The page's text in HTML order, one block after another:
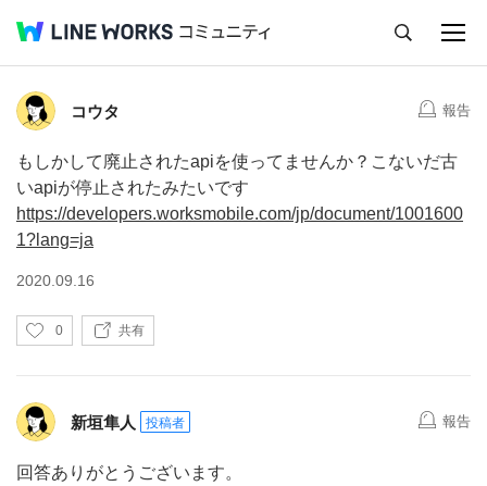
Q&A Tips Ideas
コメント
コウタ 報告
もしかして廃止されたapiを使ってませんか？こないだ古
いapiが停止されたみたいです
https://developers.worksmobile.com/jp/document/1001600
1?lang=ja
2020.09.16
い
0 共有
新垣隼人 投稿者 報告
回答ありがとうございます。